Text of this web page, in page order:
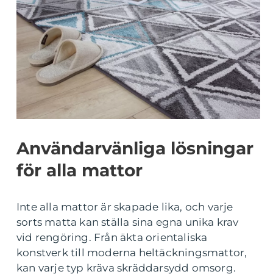
Användarvänliga lösningar
för alla mattor
Inte alla mattor är skapade lika, och varje
sorts matta kan ställa sina egna unika krav
vid rengöring. Från äkta orientaliska
konstverk till moderna heltäckningsmattor,
kan varje typ kräva skräddarsydd omsorg.